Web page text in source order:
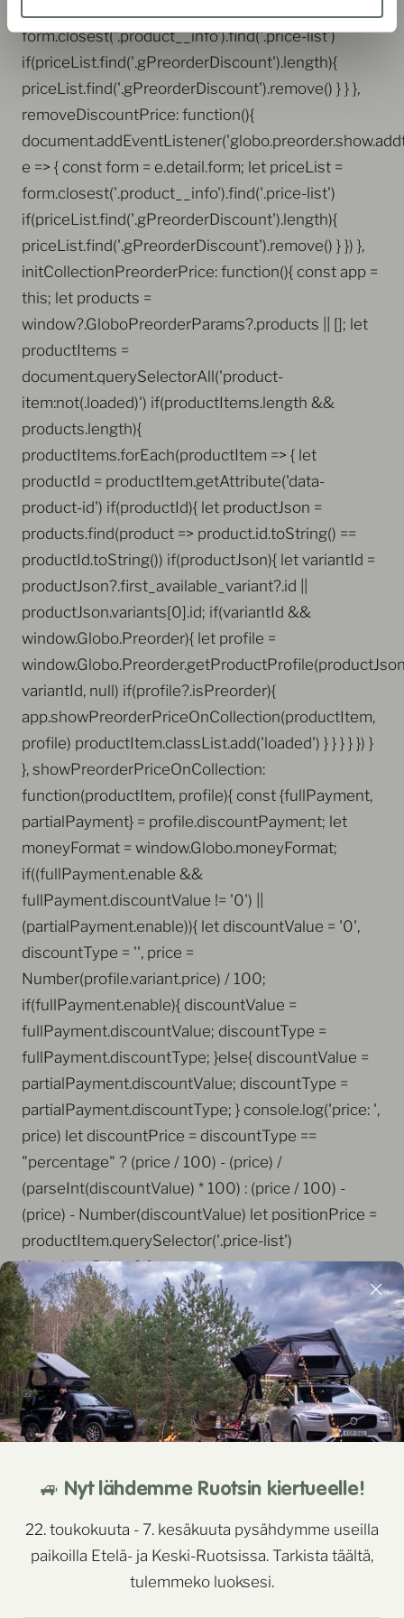
🚙 Nyt lähdemme Ruotsin kiertueelle!
22. toukokuuta - 7. kesäkuuta pysähdymme useilla
paikoilla Etelä- ja Keski-Ruotsissa. Tarkista täältä,
tulemmeko luoksesi.
form.closest('.product__info').find('.price-list')
if(priceList.find('.gPreorderDiscount').length){
priceList.find('.gPreorderDiscount').remove() } } },
removeDiscountPrice: function(){
e => { const form = e.detail.form; let priceList =
form.closest('.product__info').find('.price-list')
if(priceList.find('.gPreorderDiscount').length){
priceList.find('.gPreorderDiscount').remove() } }) },
initCollectionPreorderPrice: function(){ const app =
this; let products =
window?.GloboPreorderParams?.products || []; let
productItems =
document.querySelectorAll('product-
item:not(.loaded)') if(productItems.length &&
products.length){
productItems.forEach(productItem => { let
productId = productItem.getAttribute('data-
product-id') if(productId){ let productJson =
products.find(product => product.id.toString() ==
productId.toString()) if(productJson){ let variantId =
productJson?.first_available_variant?.id ||
productJson.variants[0].id; if(variantId &&
window.Globo.Preorder){ let profile =
variantId, null) if(profile?.isPreorder){
app.showPreorderPriceOnCollection(productItem,
profile) productItem.classList.add('loaded') } } } } }) }
}, showPreorderPriceOnCollection:
function(productItem, profile){ const {fullPayment,
partialPayment} = profile.discountPayment; let
moneyFormat = window.Globo.moneyFormat;
if((fullPayment.enable &&
fullPayment.discountValue != '0') ||
(partialPayment.enable)){ let discountValue = '0',
discountType = '', price =
Number(profile.variant.price) / 100;
if(fullPayment.enable){ discountValue =
fullPayment.discountValue; discountType =
fullPayment.discountType; }else{ discountValue =
partialPayment.discountValue; discountType =
partialPayment.discountType; } console.log('price: ',
price) let discountPrice = discountType ==
"percentage" ? (price / 100) - (price) /
(parseInt(discountValue) * 100) : (price / 100) -
(price) - Number(discountValue) let positionPrice =
productItem.querySelector('.price-list')
if(positionPrice &&
!positionPrice.querySelector('.gPreorderDiscount'))
{ let priceDiscount = `
${moneyFormat.replace('{' +
`{amount_no_decimals}` + '}',
discountPrice.toFixed(2).replace('.', ''))}
`;
positionPrice.classList.add('gPreorderDisCountRow')
} } }, appSetInterval: function(e, t, n) { e(); var r = 0 , s
= window.setInterval((function() { e(), ++r === n &&
window.clearInterval(s) } ), t) } }
preorderCustom.render()